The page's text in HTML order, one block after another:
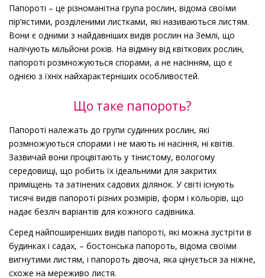
Папороті – це різноманітна група рослин, відома своїми
пір’ястими, розділеними листками, які називаються листям.
Вони є одними з найдавніших видів рослин на Землі, що
налічують мільйони років. На відміну від квіткових рослин,
папороті розмножуються спорами, а не насінням, що є
однією з їхніх найхарактерніших особливостей.
Що таке папороть?
Папороті належать до групи судинних рослин, які
розмножуються спорами і не мають ні насіння, ні квітів.
Зазвичай вони процвітають у тінистому, вологому
середовищі, що робить їх ідеальними для закритих
приміщень та затінених садових ділянок. У світі існують
тисячі видів папороті різних розмірів, форм і кольорів, що
надає безліч варіантів для кожного садівника.
Серед найпоширеніших видів папороті, які можна зустріти в
будинках і садах, – бостонська папороть, відома своїми
вигнутими листям, і папороть дівоча, яка цінується за ніжне,
схоже на мереживо листя.